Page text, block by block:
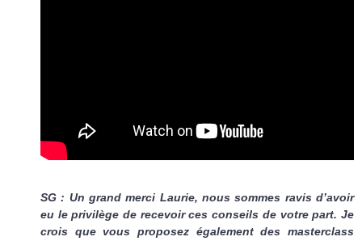
SG : Un grand merci Laurie, nous sommes ravis d’avoir
eu le privilège de recevoir ces conseils de votre part. Je
crois que vous proposez également des masterclass